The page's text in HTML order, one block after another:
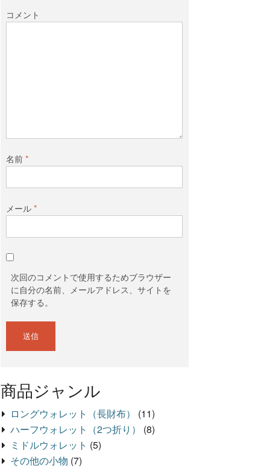
コメント
名前*
メール*
次回のコメントで使用するためブラウザー
に自分の名前、メールアドレス、サイトを
保存する。
商品ジャンル
ロングウォレット（長財布）
(11)
ハーフウォレット（2つ折り）
(8)
ミドルウォレット (5)
その他の小物 (7)